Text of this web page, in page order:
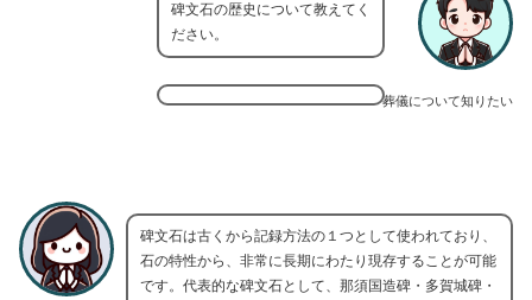
葬儀について知りたい
碑文石の歴史について教えてく
ださい。
碑文石は古くから記録方法の１つとして使われており、
石の特性から、非常に長期にわたり現存することが可能
です。代表的な碑文石として、那須国造碑・多賀城碑・